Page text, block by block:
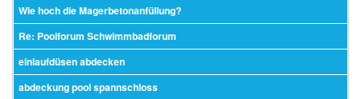
Wie hoch die Magerbetonanfüllung?
Re: Poolforum Schwimmbadforum
einlaufdüsen abdecken
abdeckung pool spannschloss